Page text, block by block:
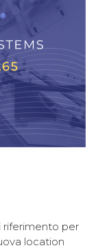
riferimento per
location